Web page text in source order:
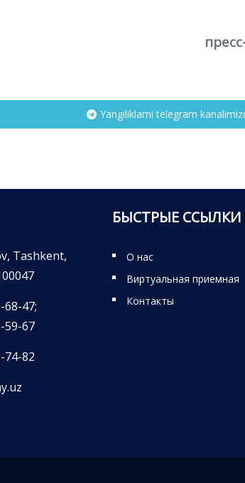
Yangiliklarni telegram
Tashkent,
68-47;
59-67
74-82
БЫСТРЫЕ ССЫЛКИ
О нас
Виртуальная приемная
Контакты